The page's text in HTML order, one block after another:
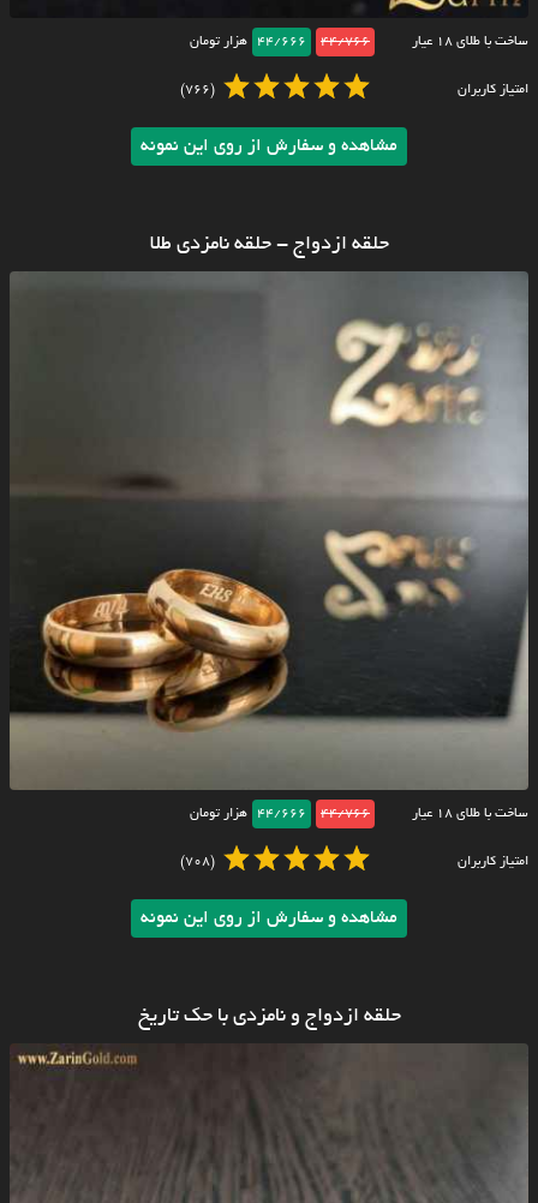
ساخت با طلای ۱۸ عیار 44/766
44/666 هزار تومان
امتیاز کاربران (766)
مشاهده و سفارش از روی این نمونه
حلقه ازدواج - حلقه نامزدی طلا
ساخت با طلای ۱۸ عیار 44/766
44/666 هزار تومان
امتیاز کاربران (708)
مشاهده و سفارش از روی این نمونه
حلقه ازدواج و نامزدی با حک تاریخ